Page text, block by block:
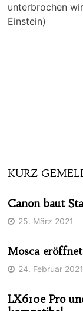
unterbrochen
Einstein)
KURZ
Canon baut
25. März 2021
Mosca
24. Februar 2021
LX610e Pro